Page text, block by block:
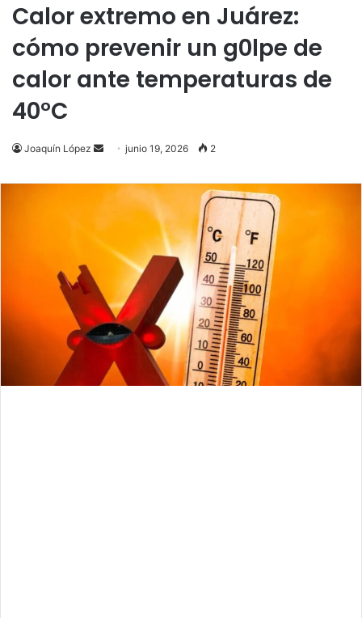
Calor extremo en Juárez:
cómo prevenir un g0lpe de
calor ante temperaturas de
40°C
Joaquín López
Send
email
junio 19, 2026 2